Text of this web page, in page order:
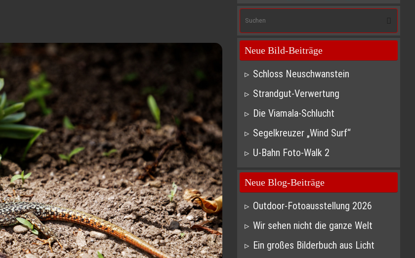
Neue Bild-Beiträge
Schloss Neuschwanstein
Strandgut-Verwertung
Die Viamala-Schlucht
Segelkreuzer „Wind Surf“
U-Bahn Foto-Walk 2
Neue Blog-Beiträge
Outdoor-Fotoausstellung 2026
Wir sehen nicht die ganze Welt
Ein großes Bilderbuch aus Licht